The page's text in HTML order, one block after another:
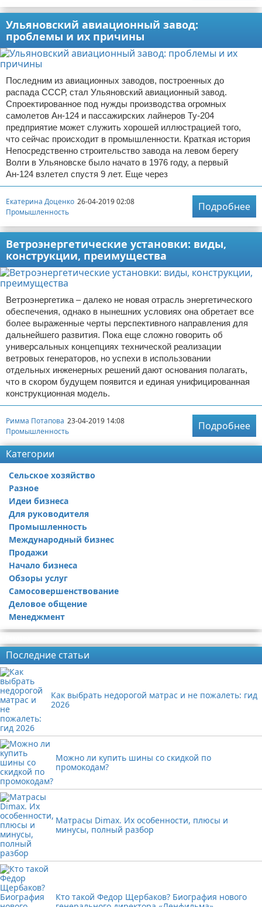
Ульяновский авиационный завод:
проблемы и их причины
Последним из авиационных заводов, построенных до
распада СССР, стал Ульяновский авиационный завод.
Спроектированное под нужды производства огромных
самолетов Ан-124 и пассажирских лайнеров Ту-204
предприятие может служить хорошей иллюстрацией того,
что сейчас происходит в промышленности. Краткая история
Непосредственно строительство завода на левом берегу
Волги в Ульяновске было начато в 1976 году, а первый
Ан-124 взлетел спустя 9 лет. Еще через
Екатерина Доценко 26-04-2019 02:08
Промышленность
Подробнее
Ветроэнергетические установки: виды,
конструкции, преимущества
Ветроэнергетика – далеко не новая отрасль энергетического
обеспечения, однако в нынешних условиях она обретает все
более выраженные черты перспективного направления для
дальнейшего развития. Пока еще сложно говорить об
универсальных концепциях технической реализации
ветровых генераторов, но успехи в использовании
отдельных инженерных решений дают основания полагать,
что в скором будущем появится и единая унифицированная
конструкционная модель.
Римма Потапова 23-04-2019 14:08
Промышленность
Подробнее
Категории
Сельское хозяйство
Разное
Идеи бизнеса
Для руководителя
Промышленность
Международный бизнес
Продажи
Начало бизнеса
Обзоры услуг
Самосовершенствование
Деловое общение
Менеджмент
Последние статьи
Как выбрать недорогой матрас и не пожалеть: гид
2026
Можно ли купить шины со скидкой по
промокодам?
Матрасы Dimax. Их особенности, плюсы и
минусы, полный разбор
Кто такой Федор Щербаков? Биография нового